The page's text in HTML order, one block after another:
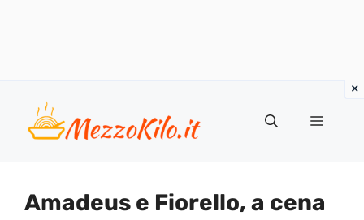
contenuto
Menu
Amadeus e Fiorello, a cena